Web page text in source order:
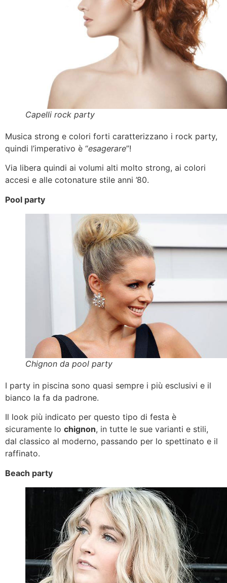
Capelli rock party
Musica strong e colori forti caratterizzano i rock party,
quindi l’imperativo è “esagerare”!
Via libera quindi ai volumi alti molto strong, ai colori
accesi e alle cotonature stile anni ’80.
Pool party
Chignon da pool party
I party in piscina sono quasi sempre i più esclusivi e il
bianco la fa da padrone.
Il look più indicato per questo tipo di festa è
sicuramente lo chignon, in tutte le sue varianti e stili,
dal classico al moderno, passando per lo spettinato e il
raffinato.
Beach party